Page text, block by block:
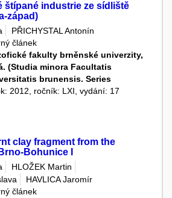
štípané industrie ze sídliště
západ)
PŘICHYSTAL Antonín
článek
fakulty brněnské univerzity,
(Studia minora Facultatis
brunensis. Series
2012, ročník: LXI, vydání: 17
clay fragment from the
Bohunice I
HLOŽEK Martin
HAVLICA Jaromír
článek